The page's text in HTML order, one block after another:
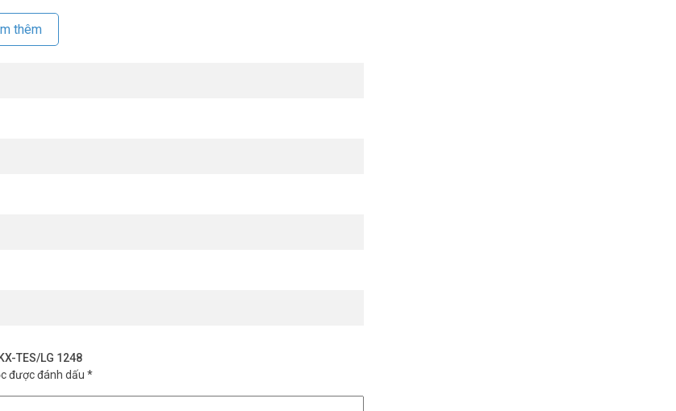
thêm
TES/LG 1248
được đánh dấu *